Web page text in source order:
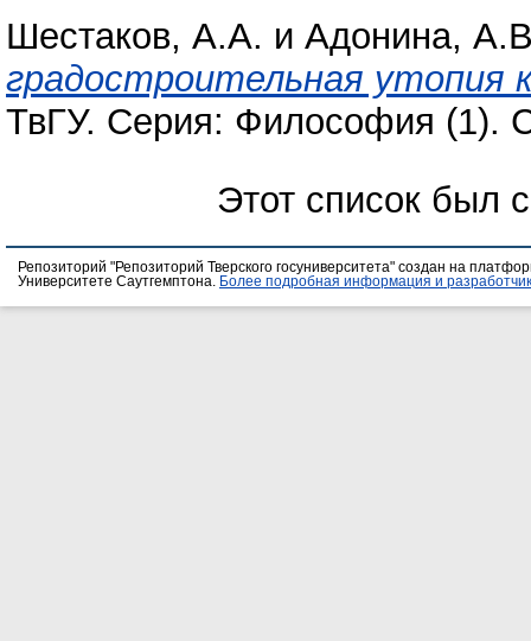
Шестаков, А.А. и Адонина,
градостроительная утопия
ТвГУ. Серия: Философия (1).
Этот список был
Репозиторий "Репозиторий Тверского госуниверситета" создан на
Университете Саутгемптона.
Более подробная информация и